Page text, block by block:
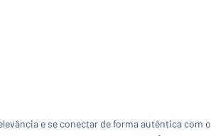
e se conectar de forma autêntica com o